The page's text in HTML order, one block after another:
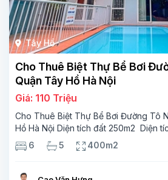
Tây Hồ
Cho Thuê Biệt Thự Bể Bơi
Quận Tây Hồ Hà Nội
Giá: 110 Triệu
Cho Thuê Biệt Thự Bể Bơi Đường Tô
Hồ Hà Nội Diện tích đất 250m2 Diện
Xây 4 tầng, 6 phòng ngủ 5 phòng tắm
khách , phòng bếp-1wc Tầng 2, 2
6 5 400m2